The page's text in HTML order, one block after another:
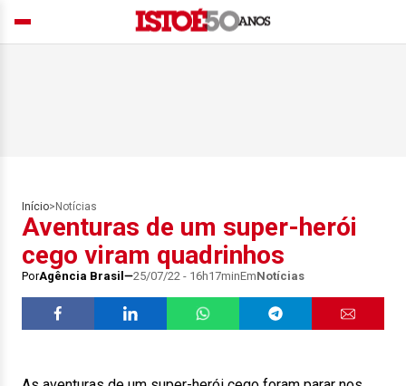
Início> Notícias
Aventuras de um super-herói
cego viram quadrinhos
PorAgência Brasil 25/07/22 - 16h17minEmNotícias